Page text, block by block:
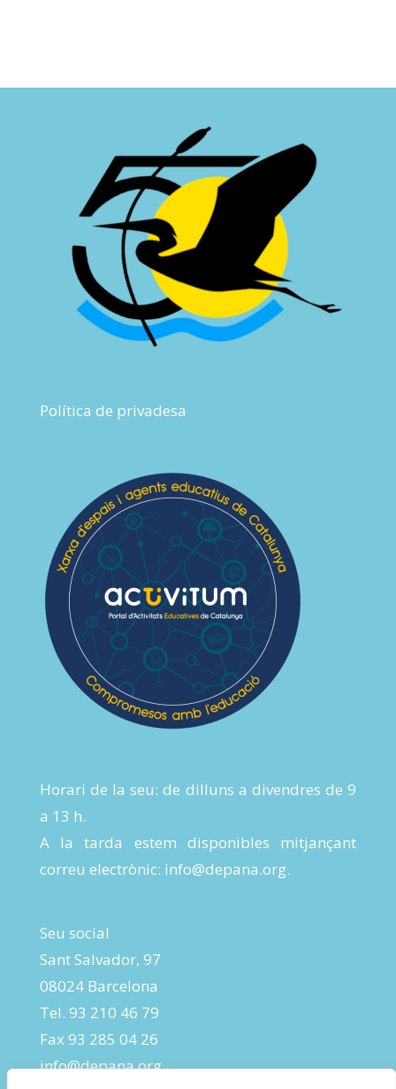
Política de privadesa
Horari de la seu: de dilluns a divendres de 9
a 13 h.
A la tarda estem disponibles mitjançant
correu electrònic: info@depana.org.
Seu social
Sant Salvador, 97
08024 Barcelona
Tel. 93 210 46 79
Fax 93 285 04 26
info@depana.org